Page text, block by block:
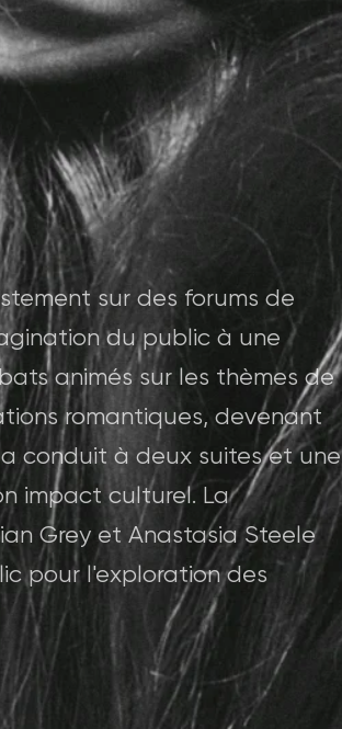
sur des forums de
du public à une
animés sur les thèmes de
romantiques, devenant
conduit à deux suites et une
impact culturel. La
Grey et Anastasia Steele
pour l'exploration des